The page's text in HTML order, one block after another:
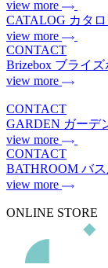
view more
CATALOG カタ
view more
CONTACT
Brizebox ブライ
view more
CONTACT
GARDEN ガーデ
view more
CONTACT
BATHROOM バ
view more
ONLINE STORE